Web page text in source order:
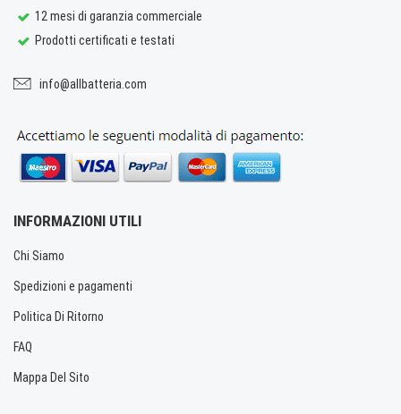
12 mesi di garanzia commerciale
Prodotti certificati e testati
info@allbatteria.com
INFORMAZIONI UTILI
Chi Siamo
Spedizioni e pagamenti
Politica Di Ritorno
FAQ
Mappa Del Sito